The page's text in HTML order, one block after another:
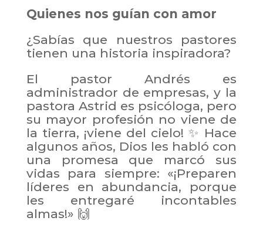
Quienes nos guían con amor
¿Sabías que nuestros pastores
tienen una historia inspiradora?
El pastor Andrés es
administrador de empresas, y la
pastora Astrid es psicóloga, pero
su mayor profesión no viene de
la tierra, ¡viene del cielo! ✨ Hace
algunos años, Dios les habló con
una promesa que marcó sus
vidas para siempre: «¡Preparen
líderes en abundancia, porque
les entregaré incontables
almas!» 🙌